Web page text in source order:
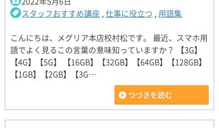
スタッフおすすめ講座 ,仕事に役立つ , 用語集
こんにちは、メグリア本店校村松です。 最近、スマホ用
語でよく見るこの言葉の意味知っていますか？ 【3G】
【4G】【5G】 【16GB】【32GB】【64GB】【128GB】
【1GB】【2GB】【3G…
つづきを読む